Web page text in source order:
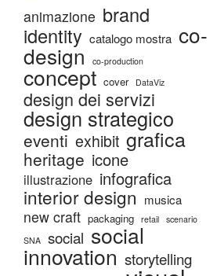
animazione brand
identity catalogo mostra co-
design co-production
concept cover DataViz
design dei servizi
design strategico
eventi exhibit grafica
heritage icone
illustrazione infografica
interior design musica
new craft packaging retail scenario
SNA social social
innovation storytelling